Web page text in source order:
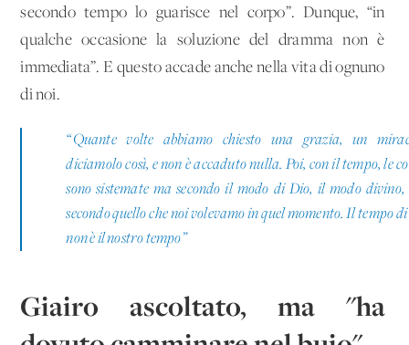
secondo tempo lo guarisce nel corpo”. Dunque, “in
qualche occasione la soluzione del dramma non è
immediata”. E questo accade anche nella vita di ognuno
di noi.
“Quante volte abbiamo chiesto una grazia, un
diciamolo così, e non è accaduto nulla. Poi, con il tempo, le
sono sistemate ma secondo il modo di Dio, il modo divino,
secondo quello che noi volevamo in quel momento. Il tempo
non è il nostro tempo”
Giairo ascoltato, ma "ha